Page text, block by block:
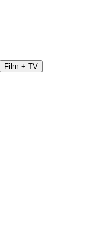
Film + TV